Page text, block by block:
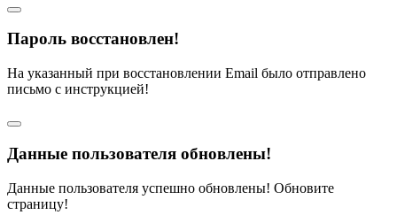
Пароль восстановлен!
На указанный при восстановлении Email было отправлено
письмо с инструкцией!
Данные пользователя обновлены!
Данные пользователя успешно обновлены! Обновите
страницу!